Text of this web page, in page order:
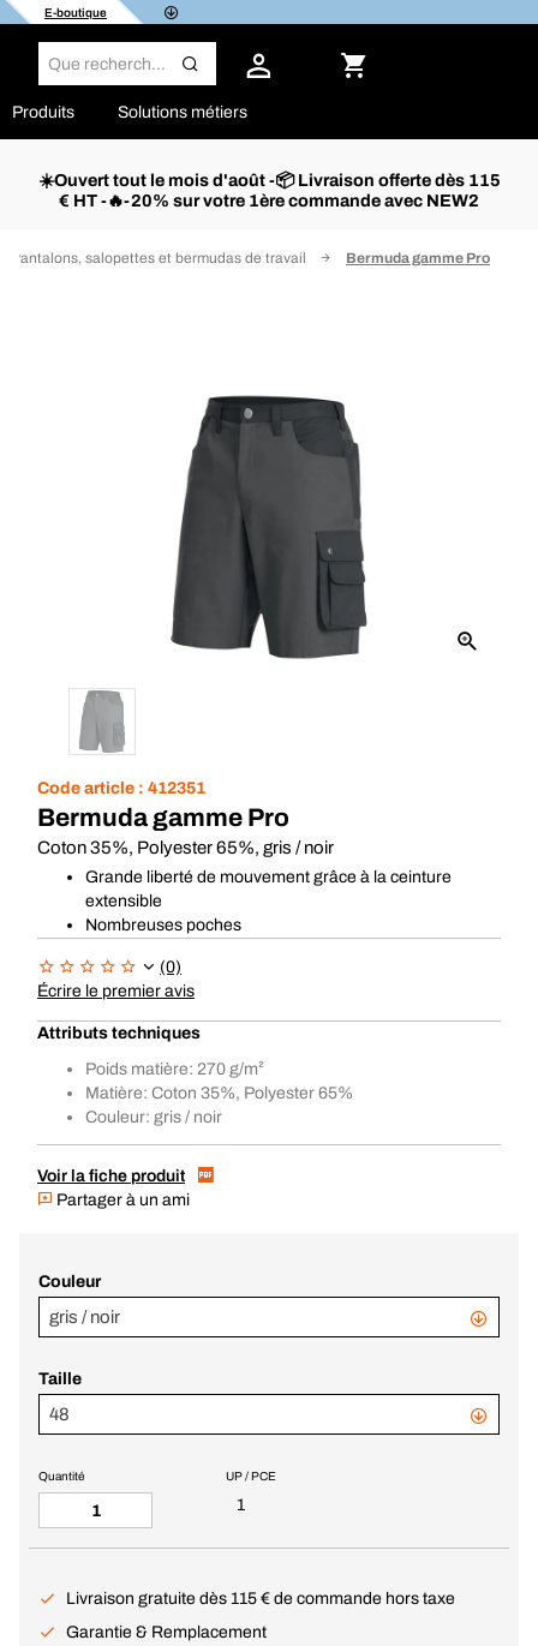
E-boutique
Produits Solutions métiers
☀️Ouvert tout le mois d'août -📦 Livraison offerte dès 115
€ HT -🔥-20% sur votre 1ère commande avec NEW2
Pantalons, salopettes et bermudas de travail Bermuda gamme Pro
Code article : 412351
Bermuda gamme Pro
Coton 35%, Polyester 65%, gris / noir
Grande liberté de mouvement grâce à la ceinture
extensible
Nombreuses poches
(0)
Écrire le premier avis
Attributs techniques
Poids matière: 270 g/m²
Matière: Coton 35%, Polyester 65%
Couleur: gris / noir
Voir la fiche produit
Partager à un ami
Couleur
gris / noir
Taille
48
UP / PCE
1
Quantité
Livraison gratuite dès 115 € de commande hors taxe
Garantie & Remplacement